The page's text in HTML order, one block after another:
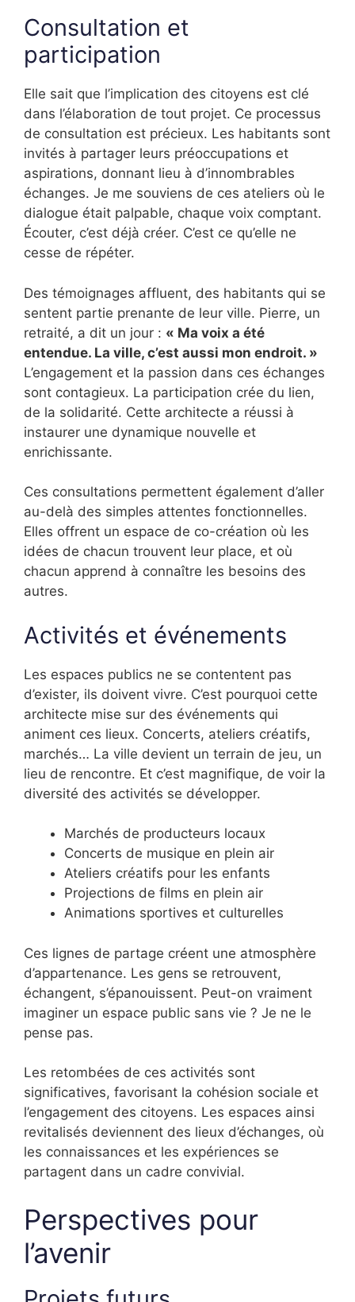
Consultation et
participation
Elle sait que l’implication des citoyens est clé
dans l’élaboration de tout projet. Ce processus
de consultation est précieux. Les habitants sont
invités à partager leurs préoccupations et
aspirations, donnant lieu à d’innombrables
échanges. Je me souviens de ces ateliers où le
dialogue était palpable, chaque voix comptant.
Écouter, c’est déjà créer. C’est ce qu’elle ne
cesse de répéter.
Des témoignages affluent, des habitants qui se
sentent partie prenante de leur ville. Pierre, un
retraité, a dit un jour : « Ma voix a été
entendue. La ville, c’est aussi mon endroit. »
L’engagement et la passion dans ces échanges
sont contagieux. La participation crée du lien,
de la solidarité. Cette architecte a réussi à
instaurer une dynamique nouvelle et
enrichissante.
Ces consultations permettent également d’aller
au-delà des simples attentes fonctionnelles.
Elles offrent un espace de co-création où les
idées de chacun trouvent leur place, et où
chacun apprend à connaître les besoins des
autres.
Activités et événements
Les espaces publics ne se contentent pas
d’exister, ils doivent vivre. C’est pourquoi cette
architecte mise sur des événements qui
animent ces lieux. Concerts, ateliers créatifs,
marchés… La ville devient un terrain de jeu, un
lieu de rencontre. Et c’est magnifique, de voir la
diversité des activités se développer.
Marchés de producteurs locaux
Concerts de musique en plein air
Ateliers créatifs pour les enfants
Projections de films en plein air
Animations sportives et culturelles
Ces lignes de partage créent une atmosphère
d’appartenance. Les gens se retrouvent,
échangent, s’épanouissent. Peut-on vraiment
imaginer un espace public sans vie ? Je ne le
pense pas.
Les retombées de ces activités sont
significatives, favorisant la cohésion sociale et
l’engagement des citoyens. Les espaces ainsi
revitalisés deviennent des lieux d’échanges, où
les connaissances et les expériences se
partagent dans un cadre convivial.
Perspectives pour
l’avenir